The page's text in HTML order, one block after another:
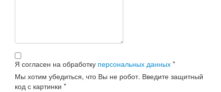
Я согласен на обработку персональных данных *
Мы хотим убедиться, что Вы не робот. Введите защитный
код с картинки *